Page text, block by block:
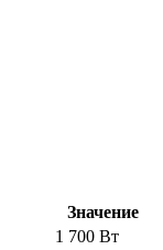
Значение
1 700 Вт